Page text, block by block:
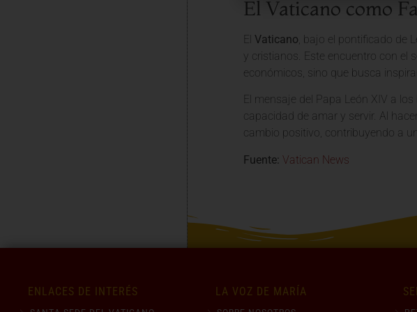
El Vaticano como
El Vaticano, bajo el pontificado de
y cristianos. Este encuentro con el
económicos, sino que busca
El mensaje del Papa León XIV a
capacidad de amar y servir. Al
cambio positivo, contribuyendo a
Fuente: Vatican News
ENLACES DE INTERÉS LA VOZ DE MARÍA